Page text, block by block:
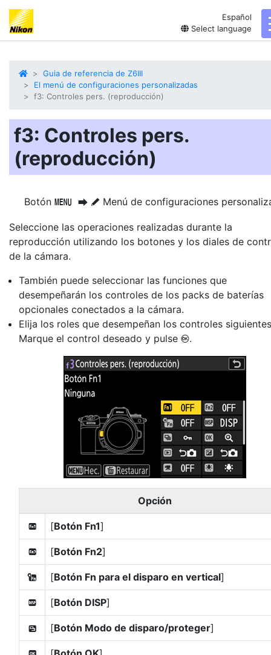
Español
Select language
Guia de referencia de Z6III
El menú de configuraciones personalizadas
f3: Controles pers. (reproducción)
f3: Controles pers.
(reproducción)
Botón G U A Menú de configuraciones
Seleccione las operaciones realizadas durante la
reproducción utilizando los botones y los diales de
de la cámara.
También puede seleccionar las funciones que
desempeñarán los controles de los packs de baterías
opcionales conectados a la cámara.
Elija los roles que desempeñan los controles
Marque el control deseado y pulse J.
Opción
v [Botón Fn1]
x [Botón Fn2]
k [Botón Fn para el disparo en vertical]
D [Botón DISP]
l [Botón Modo de disparo/proteger]